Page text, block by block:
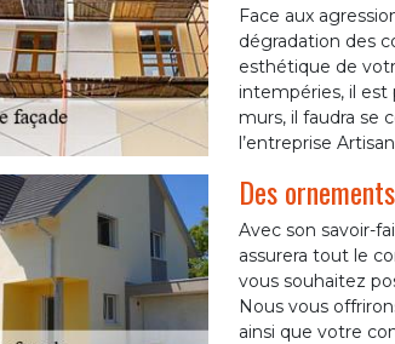
Face aux
dégradation des
esthétique de
intempéries, il est
murs, il faudra se
l’entreprise
Des
Avec son savoir-
assurera tout le
vous souhaitez
Nous vous
ainsi que votre